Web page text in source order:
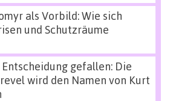
als Vorbild: Wie sich
und Schutzräume
Entscheidung gefallen: Die
wird den Namen von Kurt